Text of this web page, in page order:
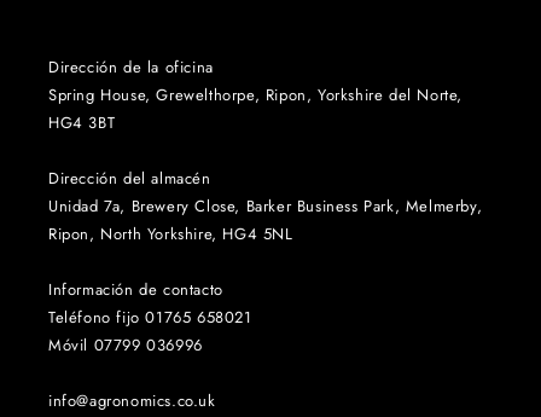
Dirección de la oficina
Spring House, Grewelthorpe, Ripon, Yorkshire del Norte,
HG4 3BT
Dirección del almacén
Unidad 7a, Brewery Close, Barker Business Park, Melmerby,
Ripon, North Yorkshire, HG4 5NL
Información de contacto
Teléfono fijo 01765 658021
Móvil 07799 036996
info@agronomics.co.uk